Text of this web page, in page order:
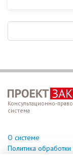
Консультационно-
система
О системе
Политика